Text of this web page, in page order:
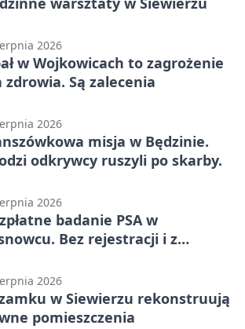
2026
w Wojkowicach to zagrożenie
zdrowia. Są zalecenia
2026
misja w Będzinie.
odkrywcy ruszyli po skarby.
2026
badanie PSA w
Bez rejestracji i z
2026
w Siewierzu rekonstruują
pomieszczenia